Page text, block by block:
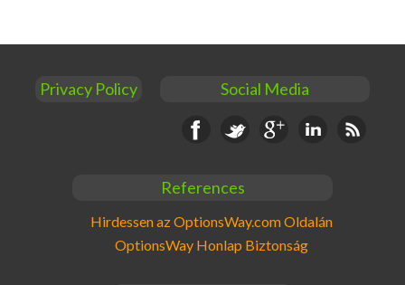
Privacy Policy Social Media
FacebookTwitter Google+LinkedinRSS
References
Hirdessen az OptionsWay.com Oldalán
OptionsWay Honlap Biztonság